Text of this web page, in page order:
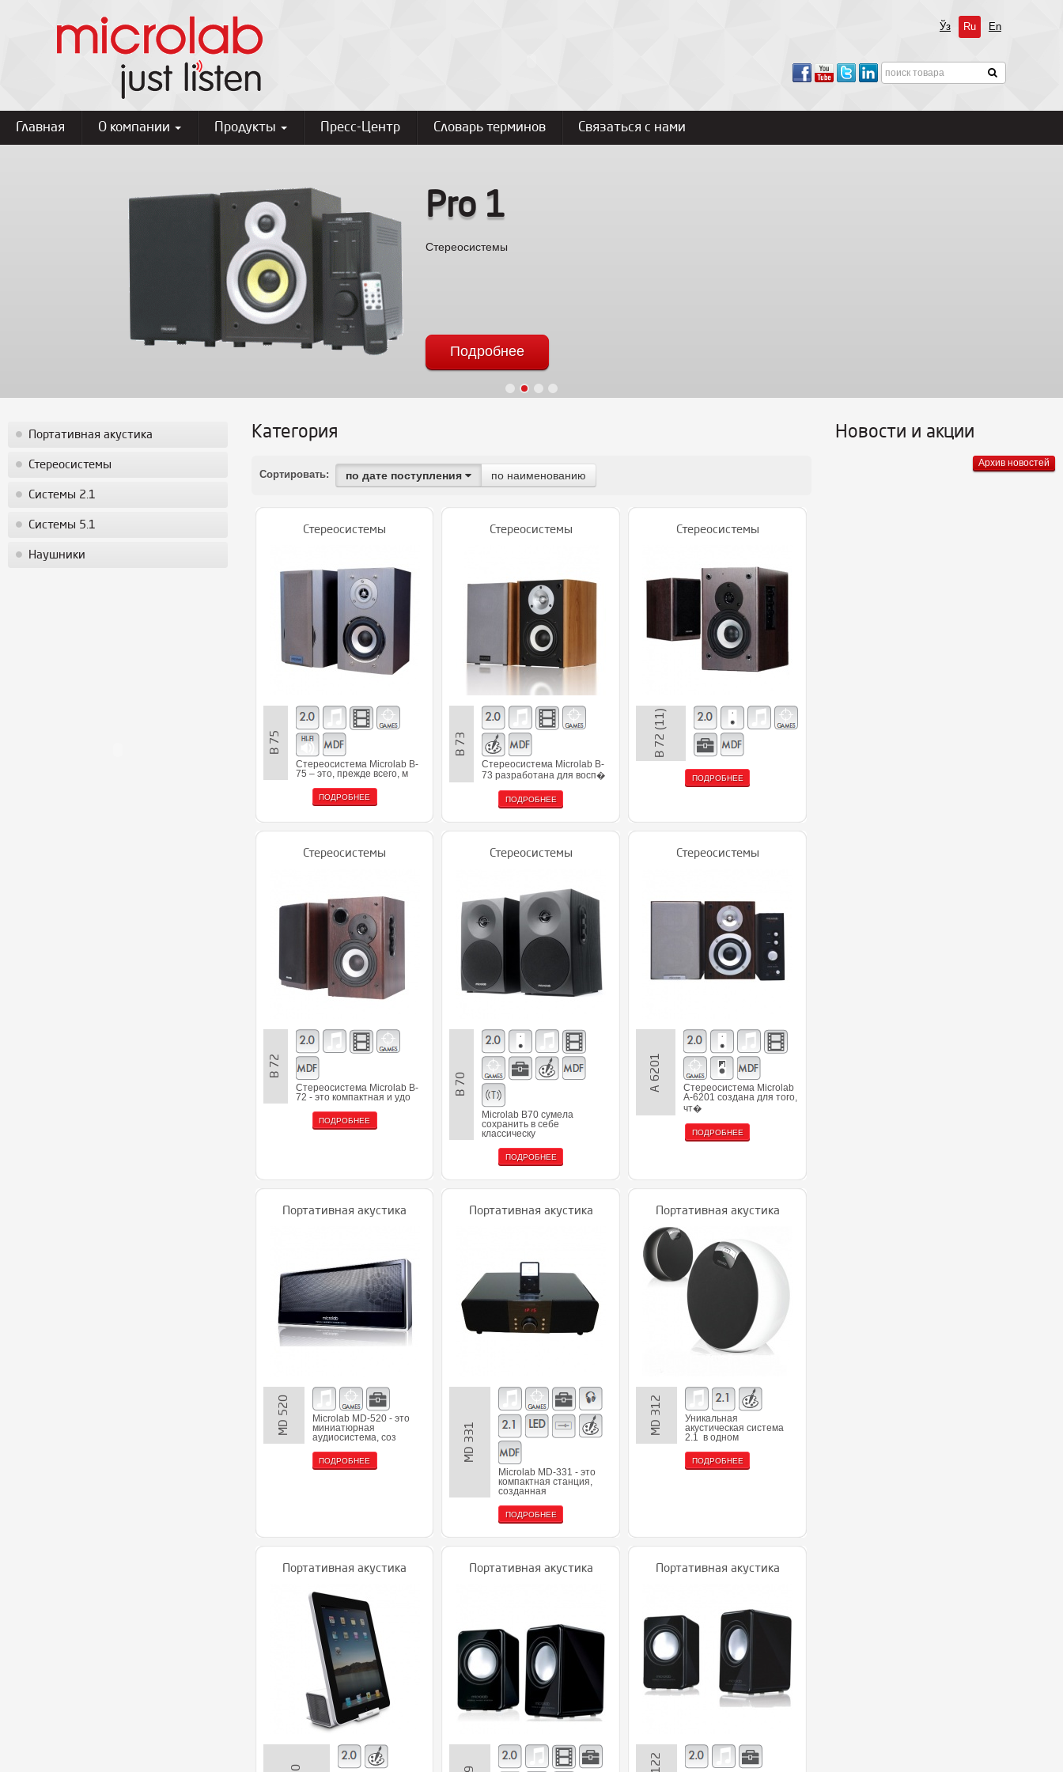
Ўз Ru En
Главная О компании Продукты Пресс-Центр Словарь терминов Связаться с нами
Pro 1
Стереосистемы
Подробнее
Портативная акустика
Стереосистемы
Системы 2.1
Системы 5.1
Наушники
Категория
Сортировать: по дате поступления по наименованию
Стереосистемы
B 75
Стереосистема Microlab B-
75 – это, прежде всего, м
ПОДРОБНЕЕ
Стереосистемы
B 73
Стереосистема Microlab B-
73 разработана для восп�
ПОДРОБНЕЕ
Стереосистемы
B 72 (11)
ПОДРОБНЕЕ
Стереосистемы
B 72
Стереосистема Microlab B-
72 - это компактная и удо
ПОДРОБНЕЕ
Стереосистемы
B 70
Microlab В70 сумела
сохранить в себе
классическу
ПОДРОБНЕЕ
Стереосистемы
A 6201
Стереосистема Microlab
A-6201 создана для того,
чт�
ПОДРОБНЕЕ
Портативная акустика
MD 520
Microlab MD-520 - это
миниатюрная
аудиосистема, соз
ПОДРОБНЕЕ
Портативная акустика
MD 331
Microlab MD-331 - это
компактная станция,
созданная
ПОДРОБНЕЕ
Портативная акустика
MD 312
Уникальная
акустическая система
2.1 в одном
ПОДРОБНЕЕ
Портативная акустика Портативная акустика Портативная акустика
Новости и акции
Архив новостей